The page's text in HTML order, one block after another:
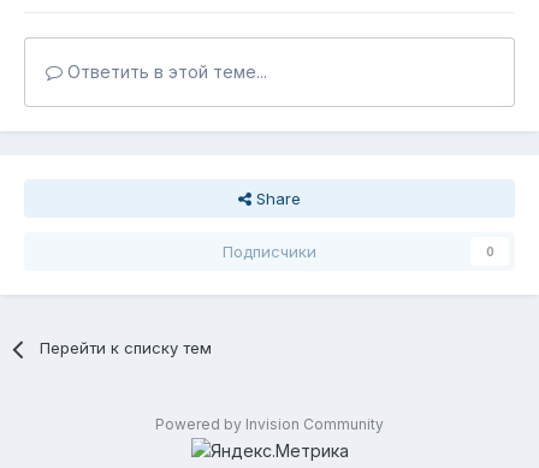
Ответить в этой теме...
Share
Подписчики 0
Перейти к списку тем
Powered by Invision Community